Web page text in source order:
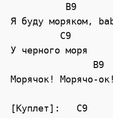
          B9
Я буду моряком,
         C9
У черного моря
               B9
Морячок! Морячо-ок!
[Куплет]:   C9